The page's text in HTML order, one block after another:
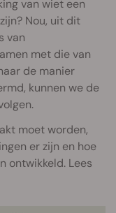
van wiet een
Nou, uit dit
van
met die van
de manier
kunnen we de
moet worden,
er zijn en hoe
ontwikkeld. Lees